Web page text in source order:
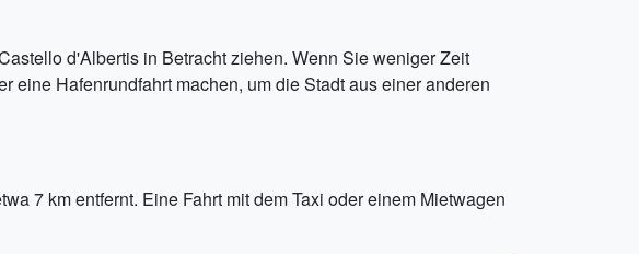
d'Albertis in Betracht ziehen. Wenn Sie weniger Zeit
Hafenrundfahrt machen, um die Stadt aus einer anderen
7 km entfernt. Eine Fahrt mit dem Taxi oder einem Mietwagen